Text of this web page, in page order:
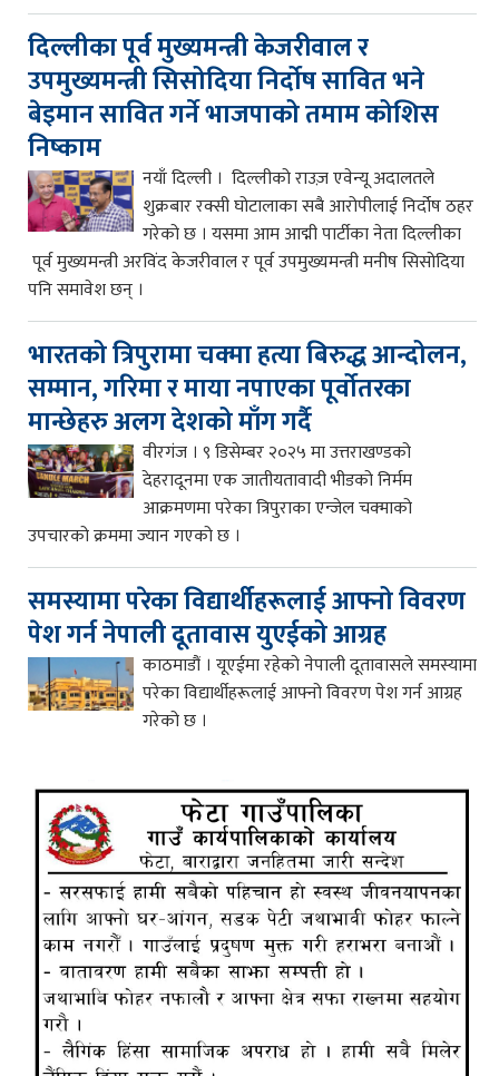
दिल्लीका पूर्व मुख्यमन्त्री केजरीवाल र
उपमुख्यमन्त्री सिसोदिया निर्दोष सावित भने
बेइमान सावित गर्ने भाजपाको तमाम कोशिस
निष्काम
नयाँ दिल्ली । दिल्लीको राउज़ एवेन्यू अदालतले
शुक्रबार रक्सी घोटालाका सबै आरोपीलाई निर्दोष ठहर
गरेको छ । यसमा आम आद्मी पार्टीका नेता दिल्लीका
पूर्व मुख्यमन्त्री अरविंद केजरीवाल र पूर्व उपमुख्यमन्त्री मनीष सिसोदिया
पनि समावेश छन् ।
भारतको त्रिपुरामा चक्मा हत्या बिरुद्ध आन्दोलन,
सम्मान, गरिमा र माया नपाएका पूर्वोतरका
मान्छेहरु अलग देशको माँग गर्दै
वीरगंज । ९ डिसेम्बर २०२५ मा उत्तराखण्डको
देहरादूनमा एक जातीयतावादी भीडको निर्मम
आक्रमणमा परेका त्रिपुराका एन्जेल चक्माको
उपचारको क्रममा ज्यान गएको छ ।
समस्यामा परेका विद्यार्थीहरूलाई आफ्नो विवरण
पेश गर्न नेपाली दूतावास युएईको आग्रह
काठमाडौं । यूएईमा रहेको नेपाली दूतावासले समस्यामा
परेका विद्यार्थीहरूलाई आफ्नो विवरण पेश गर्न आग्रह
गरेको छ ।